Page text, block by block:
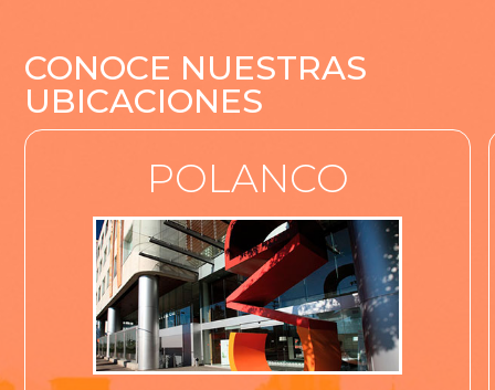
CONOCE NUESTRAS
UBICACIONES
POLANCO